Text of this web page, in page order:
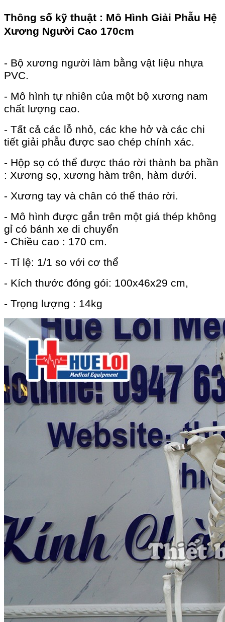
Thông số kỹ thuật : Mô Hình Giải Phẫu Hệ
Xương Người Cao 170cm
- Bộ xương người làm bằng vật liệu nhựa
PVC.
- Mô hình tự nhiên của một bộ xương nam
chất lượng cao.
- Tất cả các lỗ nhỏ, các khe hở và các chi
tiết giải phẫu được sao chép chính xác.
- Hộp sọ có thể được tháo rời thành ba phần
: Xương sọ, xương hàm trên, hàm dưới.
- Xương tay và chân có thể tháo rời.
- Mô hình được gắn trên một giá thép không
gỉ có bánh xe di chuyển
- Chiều cao : 170 cm.
- Tỉ lệ: 1/1 so với cơ thể
- Kích thước đóng gói: 100x46x29 cm,
- Trọng lượng : 14kg